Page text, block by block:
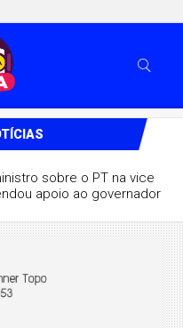
sobre o PT na vice
apoio ao governador